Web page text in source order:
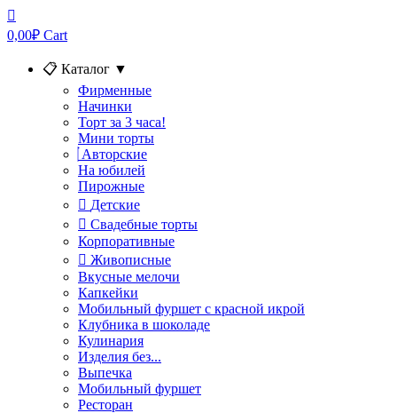
0,00₽ Cart
📋 Каталог ▼
Фирменные
Начинки
Торт за 3 часа!
Мини торты
Авторские
На юбилей
Пирожные
Детские
Свадебные торты
Корпоративные
Живописные
Вкусные мелочи
Капкейки
Мобильный фуршет с красной икрой
Клубника в шоколаде
Кулинария
Изделия без...
Выпечка
Мобильный фуршет
Ресторан